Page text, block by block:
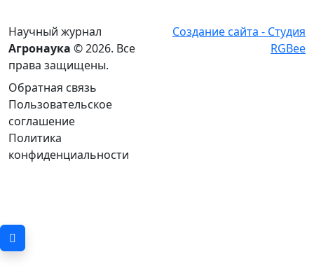
Научный журнал
Агронаука © 2026. Все
права защищены.
Обратная связь
Пользовательское
соглашение
Политика
конфиденциальности
Создание сайта - Студия
RGBee